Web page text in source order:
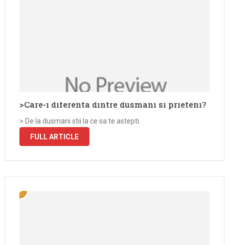
>Care-i diferenta dintre dusmani si prieteni?
> De la dusmani stii la ce sa te astepti.
FULL ARTICLE